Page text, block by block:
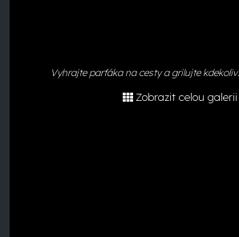
Vyhrajte parťáka na cesty a grilujte
Zobrazit celou galerii